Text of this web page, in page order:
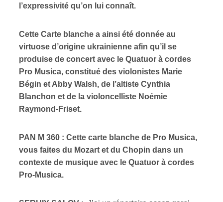
l’expressivité qu’on lui connaît.
Cette Carte blanche a ainsi été donnée au
virtuose d’origine ukrainienne afin qu’il se
produise de concert avec le Quatuor à cordes
Pro Musica, constitué des violonistes Marie
Bégin et Abby Walsh, de l’altiste Cynthia
Blanchon et de la violoncelliste Noémie
Raymond-Friset.
PAN M 360 : Cette carte blanche de Pro Musica,
vous faites du Mozart et du Chopin dans un
contexte de musique avec le Quatuor à cordes
Pro-Musica.